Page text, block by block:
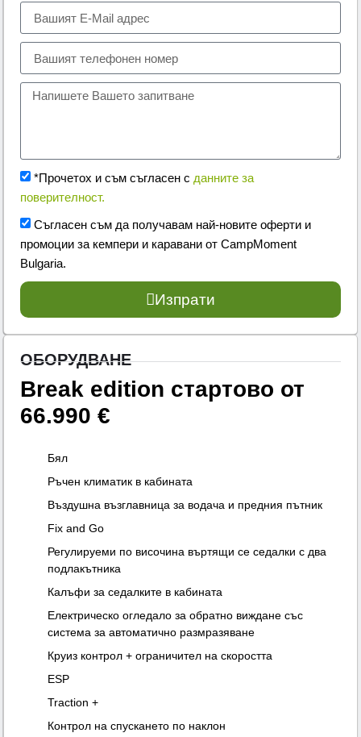
*Прочетох и съм съгласен сданните за
поверителност.
Съгласен съм да получавам най-новите оферти и
промоции за кемпери и каравани от CampMoment
Bulgaria.
Изпрати
ОБОРУДВАНЕ
Break edition стартово от
66.990 €
Бял
Ръчен климатик в кабината
Въздушна възглавница за водача и предния пътник
Fix and Go
Регулируеми по височина въртящи се седалки с два
подлакътника
Калъфи за седалките в кабината
Електрическо огледало за обратно виждане със
система за автоматично размразяване
Круиз контрол + ограничител на скоростта
ESP
Traction +
Контрол на спускането по наклон